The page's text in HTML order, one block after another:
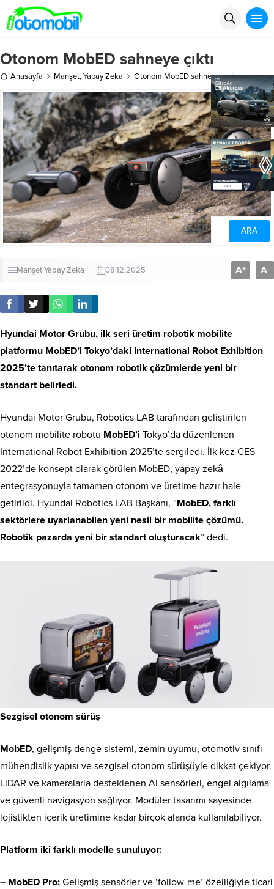
Otonom MobED sahneye çıktı
Anasayfa Manşet,Yapay Zeka Otonom MobED sahneye çıktı
ManşetYapay Zeka 08.12.2025 A+ A-
Hyundai Motor Grubu, ilk seri üretim robotik mobilite
platformu MobED’i Tokyo’daki International Robot Exhibition
2025’te tanıtarak otonom robotik çözümlerde yeni bir
standart belirledi.
Hyundai Motor Grubu, Robotics LAB tarafından geliştirilen
otonom mobilite robotu MobED’i Tokyo’da düzenlenen
International Robot Exhibition 2025’te sergiledi. İlk kez CES
2022’de konsept olarak görülen MobED, yapay zekâ
entegrasyonuyla tamamen otonom ve üretime hazır hale
getirildi. Hyundai Robotics LAB Başkanı, “MobED, farklı
sektörlere uyarlanabilen yeni nesil bir mobilite çözümü.
Robotik pazarda yeni bir standart oluşturacak” dedi.
Sezgisel otonom sürüş
MobED, gelişmiş denge sistemi, zemin uyumu, otomotiv sınıfı
mühendislik yapısı ve sezgisel otonom sürüşüyle dikkat çekiyor.
LiDAR ve kameralarla desteklenen AI sensörleri, engel algılama
ve güvenli navigasyon sağlıyor. Modüler tasarımı sayesinde
lojistikten içerik üretimine kadar birçok alanda kullanılabiliyor.
Platform iki farklı modelle sunuluyor:
– MobED Pro: Gelişmiş sensörler ve ‘follow-me’ özelliğiyle ticari